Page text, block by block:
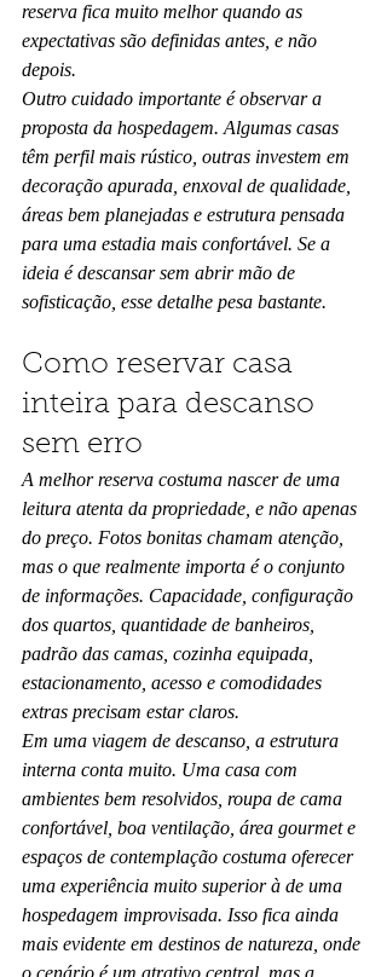
reserva fica muito melhor quando as
expectativas são definidas antes, e não
depois.
Outro cuidado importante é observar a
proposta da hospedagem. Algumas casas
têm perfil mais rústico, outras investem em
decoração apurada, enxoval de qualidade,
áreas bem planejadas e estrutura pensada
para uma estadia mais confortável. Se a
ideia é descansar sem abrir mão de
sofisticação, esse detalhe pesa bastante.
Como reservar casa
inteira para descanso
sem erro
A melhor reserva costuma nascer de uma
leitura atenta da propriedade, e não apenas
do preço. Fotos bonitas chamam atenção,
mas o que realmente importa é o conjunto
de informações. Capacidade, configuração
dos quartos, quantidade de banheiros,
padrão das camas, cozinha equipada,
estacionamento, acesso e comodidades
extras precisam estar claros.
Em uma viagem de descanso, a estrutura
interna conta muito. Uma casa com
ambientes bem resolvidos, roupa de cama
confortável, boa ventilação, área gourmet e
espaços de contemplação costuma oferecer
uma experiência muito superior à de uma
hospedagem improvisada. Isso fica ainda
mais evidente em destinos de natureza, onde
o cenário é um atrativo central, mas a